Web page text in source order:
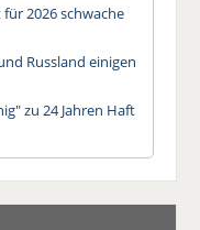
2026 schwache
Russland einigen
zu 24 Jahren Haft